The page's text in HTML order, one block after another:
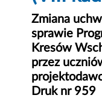
Zmiana
sprawie
Kresów
przez
Druk nr 959